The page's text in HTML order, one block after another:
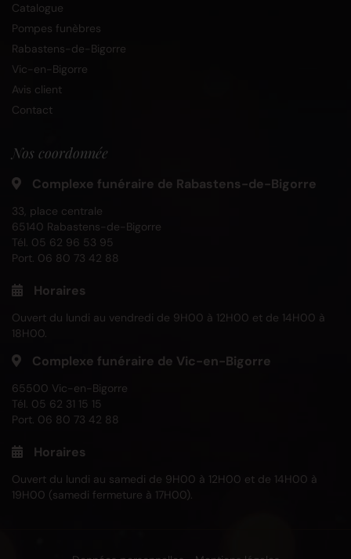
Catalogue
Pompes funèbres
Rabastens-de-Bigorre
Vic-en-Bigorre
Avis client
Contact
Nos coordonnée
Complexe funéraire de Rabastens-de-Bigorre
33, place centrale
65140 Rabastens-de-Bigorre
Tél. 05 62 96 53 95
Port. 06 80 73 42 88
Horaires
Ouvert du lundi au vendredi de 9H00 à 12H00 et de 14H00 à
18H00.
Complexe funéraire de Vic-en-Bigorre
65500 Vic-en-Bigorre
Tél. 05 62 31 15 15
Port. 06 80 73 42 88
Horaires
Ouvert du lundi au samedi de 9H00 à 12H00 et de 14H00 à
19H00 (samedi fermeture à 17H00).